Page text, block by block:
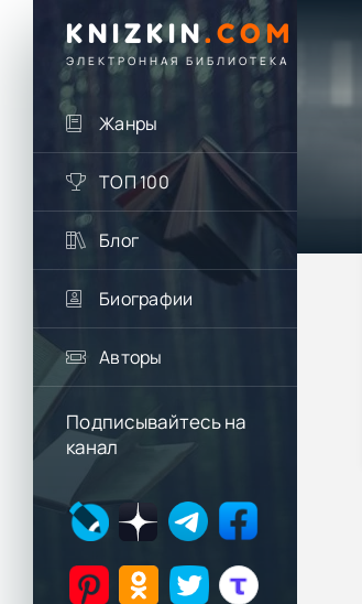
KNIZKIN. COM
ЭЛЕКТРОННАЯ БИБЛИОТЕКА
Жанры
ТОП 100
Блог
Биографии
Авторы
Подписывайтесь на
канал